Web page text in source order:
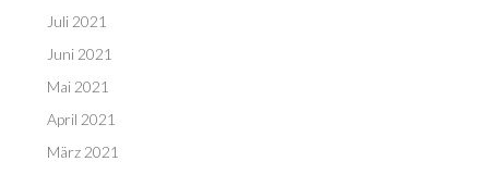
Juli 2021
Juni 2021
Mai 2021
April 2021
März 2021